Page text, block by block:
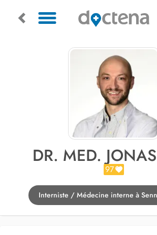
DR. MED.
97
Interniste / Médecine interne à